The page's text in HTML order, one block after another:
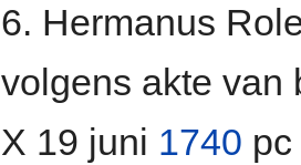
6. Hermanus
volgens akte van
X 19 juni 1740